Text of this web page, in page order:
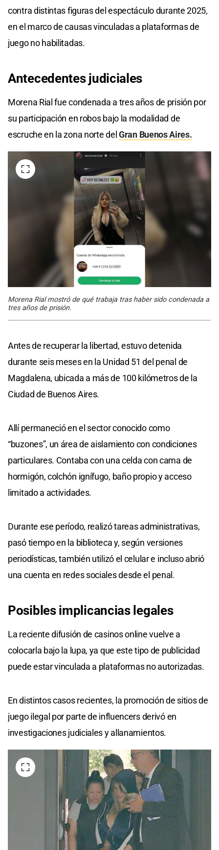
contra distintas figuras del espectáculo durante 2025,
en el marco de causas vinculadas a plataformas de
juego no habilitadas.
Antecedentes judiciales
Morena Rial fue condenada a tres años de prisión por
su participación en robos bajo la modalidad de
escruche en la zona norte delGran Buenos Aires.
Morena Rial mostró de qué trabaja tras haber sido condenada a
tres años de prisión.
Antes de recuperar la libertad, estuvo detenida
durante seis meses en la Unidad 51 del penal de
Magdalena, ubicada a más de 100 kilómetros de la
Ciudad de Buenos Aires.
Allí permaneció en el sector conocido como
“buzones”, un área de aislamiento con condiciones
particulares. Contaba con una celda con cama de
hormigón, colchón ignífugo, baño propio y acceso
limitado a actividades.
Durante ese período, realizó tareas administrativas,
pasó tiempo en la biblioteca y, según versiones
periodísticas, también utilizó el celular e incluso abrió
una cuenta en redes sociales desde el penal.
Posibles implicancias legales
La reciente difusión de casinos online vuelve a
colocarla bajo la lupa, ya que este tipo de publicidad
puede estar vinculada a plataformas no autorizadas.
En distintos casos recientes, la promoción de sitios de
juego ilegal por parte de influencers derivó en
investigaciones judiciales y allanamientos.